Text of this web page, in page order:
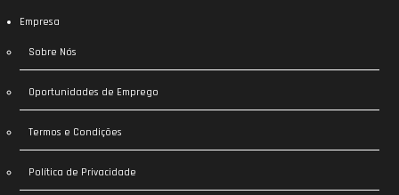
Empresa
Sobre Nós
Oportunidades de Emprego
Termos e Condições
Política de Privacidade